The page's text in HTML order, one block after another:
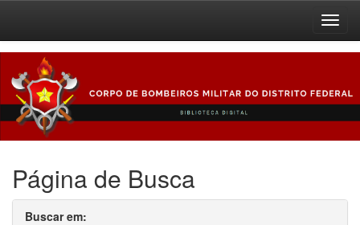
navigation
Página de Busca
Buscar em: